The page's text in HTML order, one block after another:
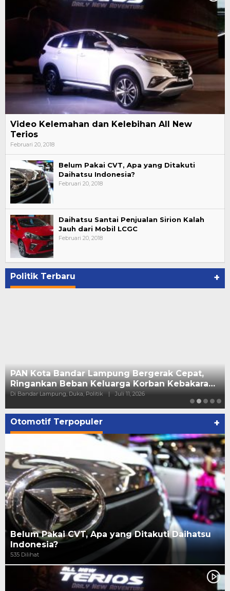
Video Kelemahan dan Kelebihan All New
Terios
Februari 20, 2018
Belum Pakai CVT, Apa yang Ditakuti
Daihatsu Indonesia?
Februari 20, 2018
Daihatsu Santai Penjualan Sirion Kalah
Jauh dari Mobil LCGC
Februari 20, 2018
Politik Terbaru +
PAN Kota Bandar Lampung Bergerak Cepat,
Ringankan Beban Keluarga Korban Kebakara…
Di Bandar Lampung, Duka, Politik | Juli 11, 2026
Otomotif Terpopuler +
Belum Pakai CVT, Apa yang Ditakuti Daihatsu
Indonesia?
535 Dilihat